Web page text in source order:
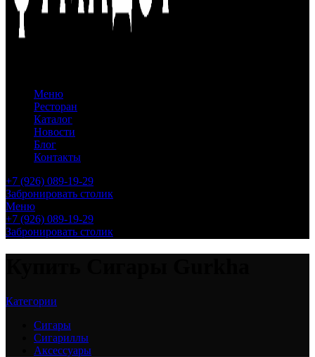
Меню
Ресторан
Каталог
Новости
Блог
Контакты
+7 (926) 089-19-29
Забронировать столик
Меню
+7 (926) 089-19-29
Забронировать столик
Категории
Сигары
Сигариллы
Аксессуары